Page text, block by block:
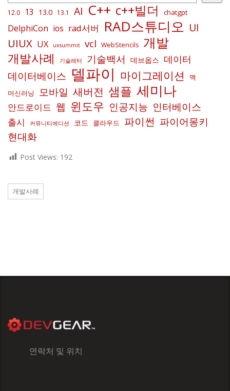
12.0 13 13.0 13.1 AI C++ c++빌더 chatgpt
DelphiCon ios rad서버 RAD스튜디오 UI
UIUX UX uxsummit vcl WebStencils 개발
개발사례 기술레터 기술백서 데브옵스 데이터
데이터베이스 델파이 마이그레이션
맥
머신러닝
모바일 새버전 샘플 세미나
안드로이드 웹 윈도우 인공지능 인터베이스
출시 커뮤니티에디션 코드 클라우드 파이썬 파이어몽키
현대화
Post Views: 192
개발사례
연락처 및 위치